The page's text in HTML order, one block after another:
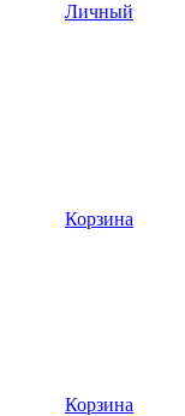
Личный
Корзина
Корзина